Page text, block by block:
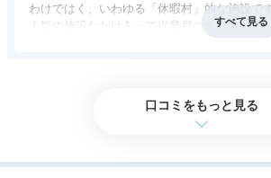
わけではく、いわゆる「休暇村」的な施設です
人気の施設なだけあって従業員の方々のホスピ
いなかった分、地元食材による料理はどれも美
しかったです。今回は旅行支援により格安で利
と思いました。
口コミをもっと見る